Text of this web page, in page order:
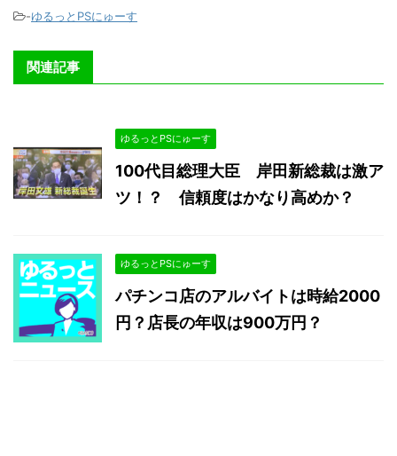
-ゆるっとPSにゅーす
関連記事
ゆるっとPSにゅーす
100代目総理大臣 岸田新総裁は激ア
ツ！？ 信頼度はかなり高めか？
ゆるっとPSにゅーす
パチンコ店のアルバイトは時給2000
円？店長の年収は900万円？